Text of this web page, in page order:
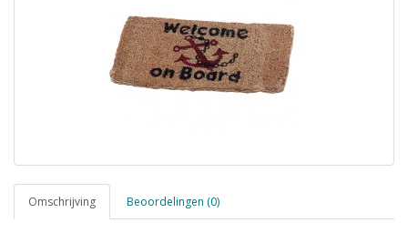
Omschrijving Beoordelingen (0)